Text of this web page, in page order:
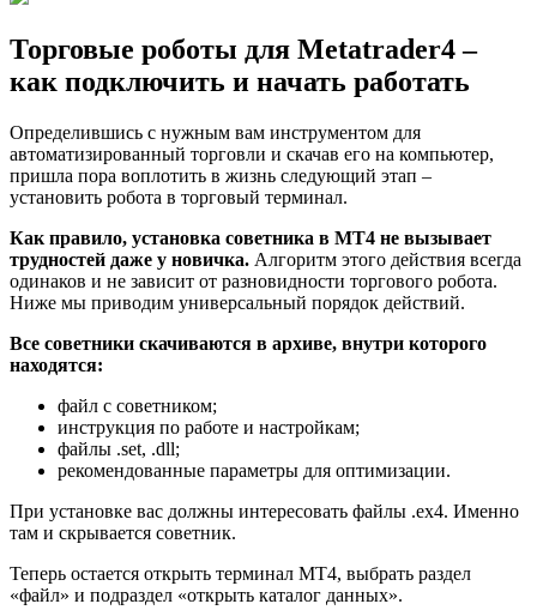
Торговые роботы для Metatrader4 –
как подключить и начать работать
Определившись с нужным вам инструментом для
автоматизированный торговли и скачав его на компьютер,
пришла пора воплотить в жизнь следующий этап –
установить робота в торговый терминал.
Как правило, установка советника в МТ4 не вызывает
трудностей даже у новичка. Алгоритм этого действия всегда
одинаков и не зависит от разновидности торгового робота.
Ниже мы приводим универсальный порядок действий.
Все советники скачиваются в архиве, внутри которого
находятся:
файл с советником;
инструкция по работе и настройкам;
файлы .set, .dll;
рекомендованные параметры для оптимизации.
При установке вас должны интересовать файлы .ex4. Именно
там и скрывается советник.
Теперь остается открыть терминал МТ4, выбрать раздел
«файл» и подраздел «открыть каталог данных».